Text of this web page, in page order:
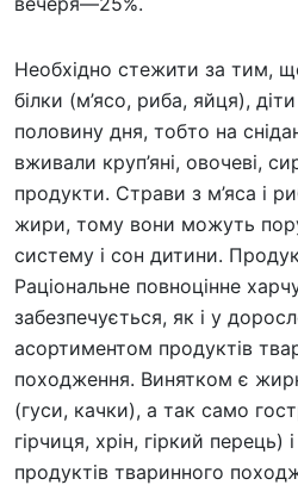
Необхідно стежити за тим,
білки (м’ясо, риба, яйця),
половину дня, тобто на
вживали круп’яні, овочеві,
продукти. Страви з м’яса і
жири, тому вони можуть
систему і сон дитини.
Раціональне повноцінне
забезпечується, як і у
асортиментом продуктів
походження. Винятком є
(гуси, качки), а так само
гірчиця, хрін, гіркий перець)
продуктів тваринного